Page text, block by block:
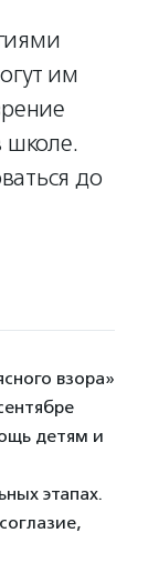
им
школе.
до
взора»
детям и
этапах.